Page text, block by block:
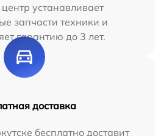
устанавливает
запчасти техники и
гарантию до 3 лет.
доставка
бесплатно доставит